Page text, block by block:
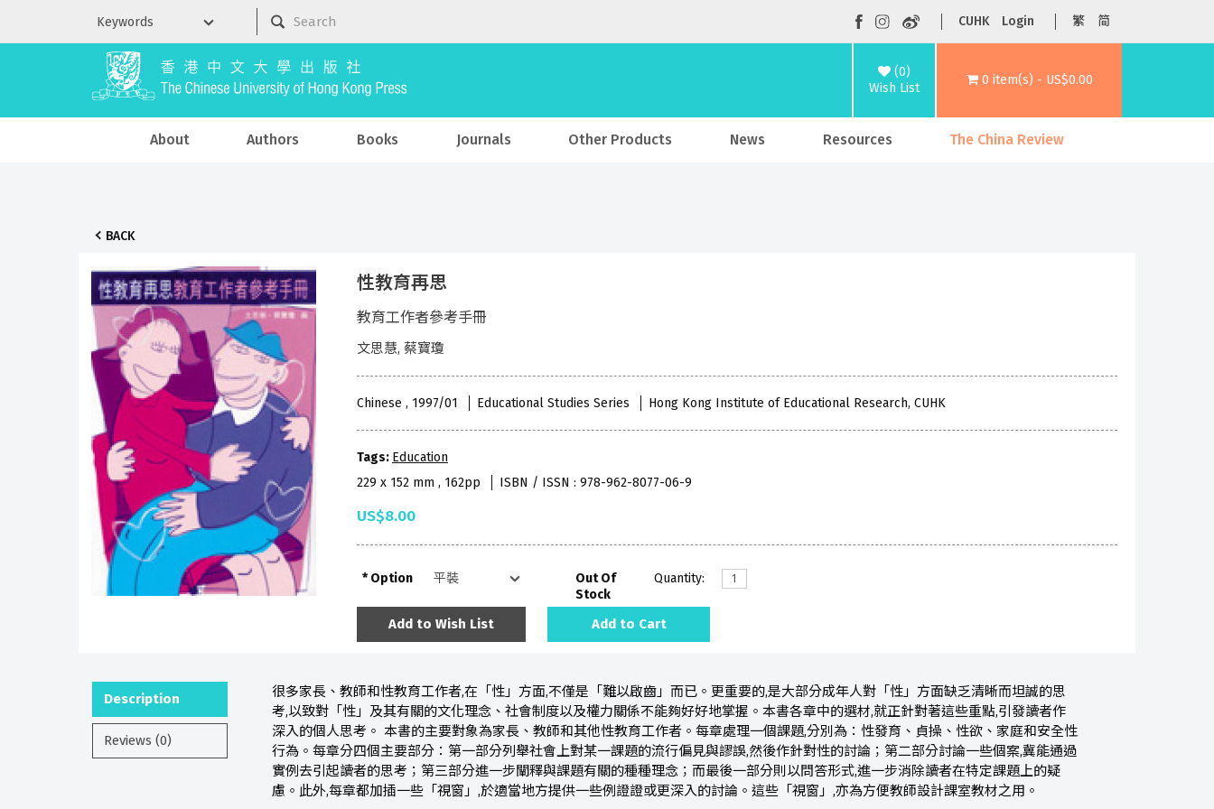
CUHK Login 繁 简
(0)
Wish List
0 item(s) - US$0.00
About Authors Books Journals Other Products News Resources The China Review
BACK
性教育再思
教育工作者參考手冊
文思慧, 蔡寶瓊
Chinese , 1997/01 Educational Studies Series Hong Kong Institute of Educational Research, CUHK
Tags: Education
229 x 152 mm , 162pp
ISBN / ISSN : 978-962-8077-06-9
US$8.00
Option
Out Of
Stock
Quantity:
Add to Wish List Add to Cart
Description
Reviews (0)
很多家長、教師和性教育工作者,在「性」方面,不僅是「難以啟齒」而已。更重要的,是大部分成年人對「性」方面缺乏清晰而坦誠的思
考,以致對「性」及其有關的文化理念、社會制度以及權力關係不能夠好好地掌握。本書各章中的選材,就正針對著這些重點,引發讀者作
深入的個人思考。 本書的主要對象為家長、教師和其他性教育工作者。每章處理一個課題,分別為：性發育、貞操、性欲、家庭和安全性
行為。每章分四個主要部分：第一部分列舉社會上對某一課題的流行偏見與謬誤,然後作針對性的討論；第二部分討論一些個案,冀能通過
實例去引起讀者的思考；第三部分進一步闡釋與課題有關的種種理念；而最後一部分則以問答形式,進一步消除讀者在特定課題上的疑
慮。此外,每章都加插一些「視窗」,於適當地方提供一些例證證或更深入的討論。這些「視窗」,亦為方便教師設計課室教材之用。